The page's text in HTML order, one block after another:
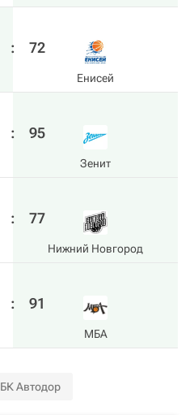
: 72
Енисей
: 95
Зенит
: 77
Нижний Новгород
: 91
МБА
БК Автодор